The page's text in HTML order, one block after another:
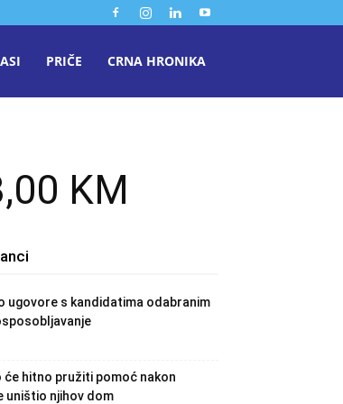
PRIČE CRNA HRONIKA
KM
ugovore s kandidatima odabranim
hitno pružiti pomoć nakon
uništio njihov dom